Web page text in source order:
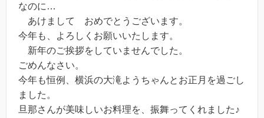
なのに…
あけまして おめでとうございます。
今年も、よろしくお願いいたします。
新年のご挨拶をしていませんでした。
ごめんなさい。
今年も恒例、横浜の大滝ようちゃんとお正月を過ごし
ました。
旦那さんが美味しいお料理を、振舞ってくれました♪